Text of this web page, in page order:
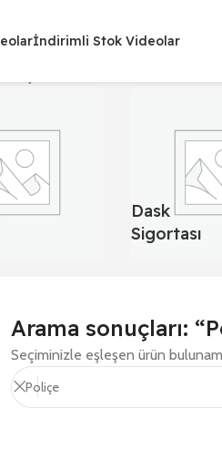
İndirimli Stok Videolar
Dask
Sigortası
Arama sonuçları:
Seçiminizle eşleşen ürün